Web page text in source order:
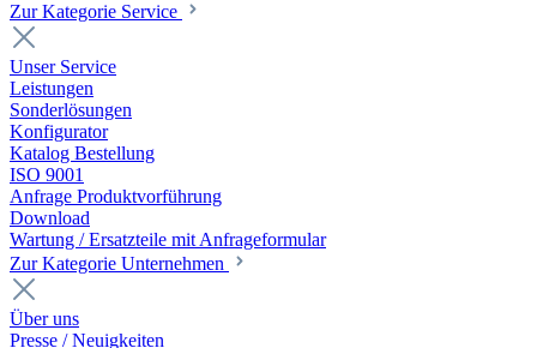
Zur Kategorie Service
Unser Service
Leistungen
Sonderlösungen
Konfigurator
Katalog Bestellung
ISO 9001
Anfrage Produktvorführung
Download
Wartung / Ersatzteile mit Anfrageformular
Zur Kategorie Unternehmen
Über uns
Presse / Neuigkeiten